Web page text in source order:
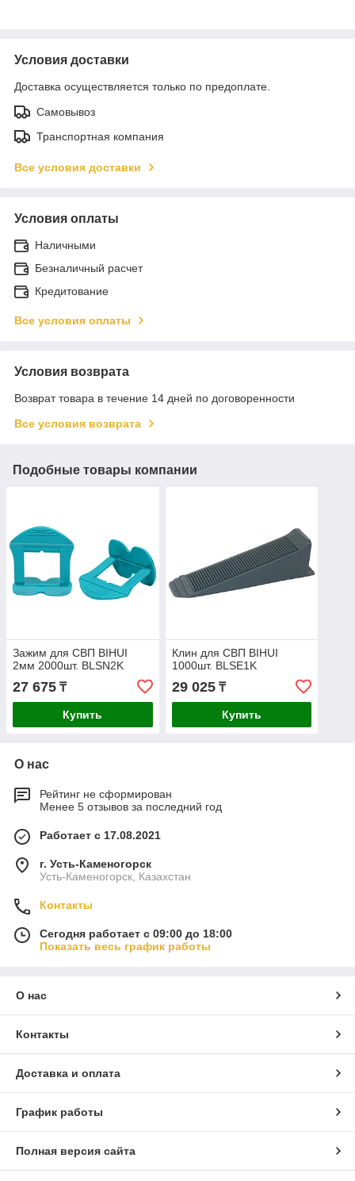
Условия доставки
Доставка осуществляется только по предоплате.
Самовывоз
Транспортная компания
Все условия доставки
Условия оплаты
Наличными
Безналичный расчет
Кредитование
Все условия оплаты
Условия возврата
Возврат товара в течение 14 дней по договоренности
Все условия возврата
Подобные товары компании
Зажим для СВП BIHUI
2мм 2000шт. BLSN2K
27 675 ₸
Купить
Клин для СВП BIHUI
1000шт. BLSE1K
29 025₸
Купить
О нас
Рейтинг не сформирован
Менее 5 отзывов за последний год
Работает с 17.08.2021
г. Усть-Каменогорск
Усть-Каменогорск, Казахстан
Контакты
Сегодня работает с 09:00 до 18:00
Показать весь график работы
О нас
Контакты
Доставка и оплата
График работы
Полная версия сайта